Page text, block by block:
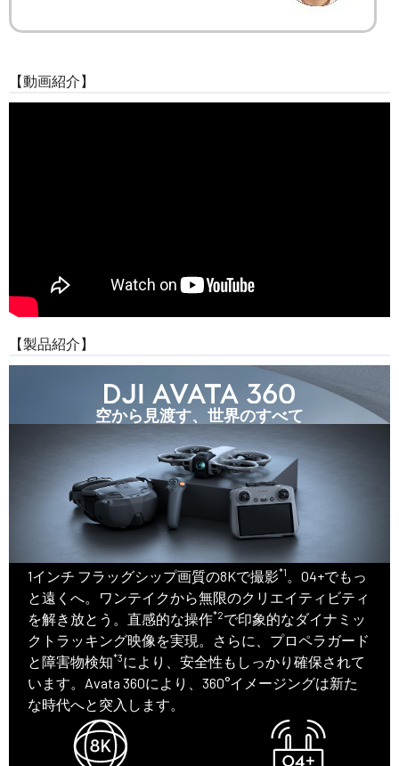
【動画紹介】
【製品紹介】
空から見渡す、世界のすべて
1インチ フラッグシップ画質の8Kで撮影*1
。O4+でもっ
と遠くへ。ワンテイクから無限のクリエイティビティ
を解き放とう。直感的な操作*2で印象的なダイナミッ
クトラッキング映像を実現。さらに、プロペラガード
と障害物検知*3により、安全性もしっかり確保されて
います。Avata 360により、360°イメージングは新た
な時代へと突入します。